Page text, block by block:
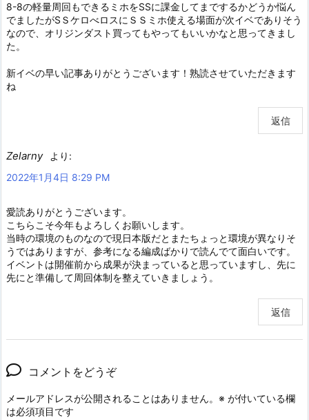
8-8の軽量周回もできるミホをSSに課金してまでするかどうか悩ん
でましたがSＳケロべロスにＳＳミホ使える場面が次イベでありそう
なので、オリジンダスト買ってもやってもいいかなと思ってきまし
た。
新イベの早い記事ありがとうございます！熟読させていただきます
ね
返信
Zelarny
より:
2022年1月4日 8:29 PM
愛読ありがとうございます。
こちらこそ今年もよろしくお願いします。
当時の環境のものなので現日本版だとまたちょっと環境が異なりそ
うではありますが、参考になる編成ばかりで読んでて面白いです。
イベントは開催前から成果が決まっていると思っていますし、先に
先にと準備して周回体制を整えていきましょう。
返信
コメントをどうぞ
メールアドレスが公開されることはありません。 ※ が付いている欄
は必須項目です